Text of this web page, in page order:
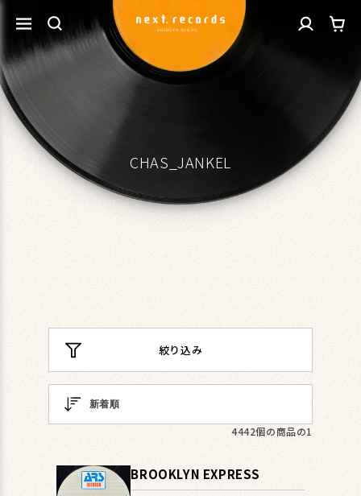
ンツに
進む
CHAS_JANKEL
グ
イ
ー
絞り込み
4442個の商品の1
BROOKLYN EXPRESS